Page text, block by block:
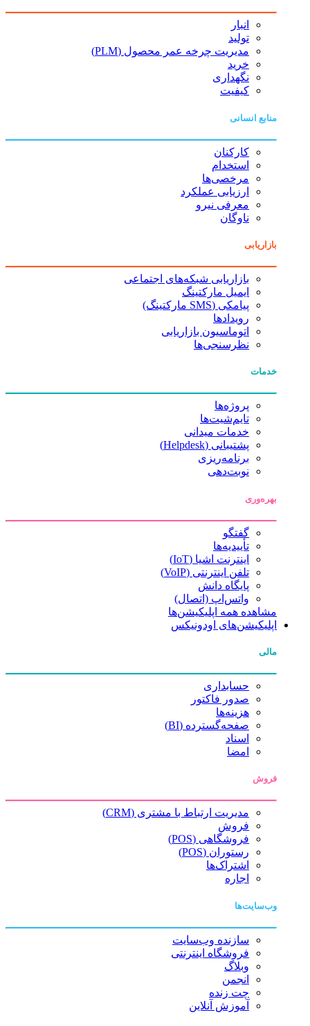
انبار
تولید
مدیریت چرخه عمر محصول (PLM)
خرید
نگهداری
کیفیت
منابع انسانی
کارکنان
استخدام
مرخصی‌ها
ارزیابی عملکرد
معرفی نیرو
ناوگان
بازاریابی
بازاریابی شبکه‌های اجتماعی
ایمیل مارکتینگ
پیامکی (SMS مارکتینگ)
رویدادها
اتوماسیون بازاریابی
نظرسنجی‌ها
خدمات
پروژه‌ها
تایم‌شیت‌ها
خدمات میدانی
پشتیبانی (Helpdesk)
برنامه‌ریزی
نوبت‌دهی
بهره‌وری
گفتگو
تأییدیه‌ها
اینترنت اشیا (IoT)
تلفن اینترنتی (VoIP)
پایگاه دانش
واتس‌اپ (اتصال)
مشاهده همه اپلیکیشن‌ها
اپلیکیشن‌های اودونیکس
مالی
حسابداری
صدور فاکتور
هزینه‌ها
صفحه‌گسترده (BI)
اسناد
امضا
فروش
مدیریت ارتباط با مشتری (CRM)
فروش
فروشگاهی (POS)
رستوران (POS)
اشتراک‌ها
اجاره
وب‌سایت‌ها
سازنده وب‌سایت
فروشگاه اینترنتی
وبلاگ
انجمن
چت زنده
آموزش آنلاین